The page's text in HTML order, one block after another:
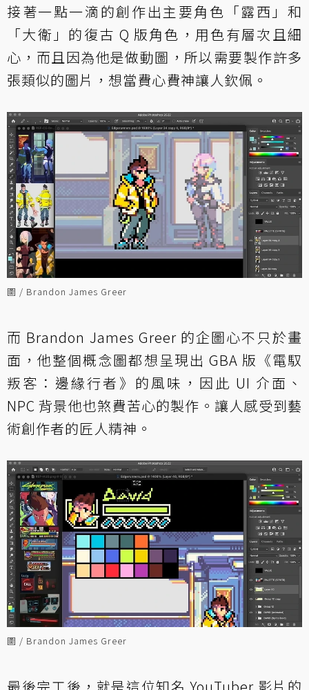
接著一點一滴的創作出主要角色「露西」和
「大衛」的復古 Q 版角色，用色有層次且細
心，而且因為他是做動圖，所以需要製作許多
張類似的圖片，想當費心費神讓人欽佩。
圖 / Brandon James Greer
而 Brandon James Greer 的企圖心不只於畫
面，他整個概念圖都想呈現出 GBA 版《電馭
叛客：邊緣行者》的風味，因此 UI 介面、
NPC 背景他也煞費苦心的製作。讓人感受到藝
術創作者的匠人精神。
圖 / Brandon James Greer